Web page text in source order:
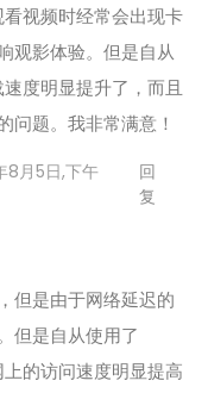
视频时经常会出现卡
观影体验。但是自从
度明显提升了，而且
问题。我非常满意！
8月5日,下午
回
复
但是由于网络延迟的
但是自从使用了
的访问速度明显提高